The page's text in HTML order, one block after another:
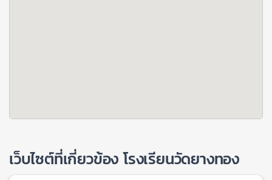
เว็บไซต์ที่เกี่ยวข้อง โรงเรียนวัดยางทอง